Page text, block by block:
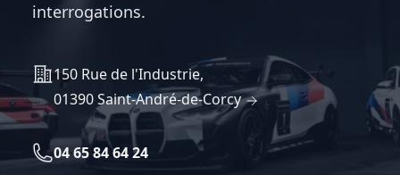
interrogations.
Adress150 Rue de l'Industrie,
01390 Saint-André-de-Corcy
Telephone
04 65 84 64 24